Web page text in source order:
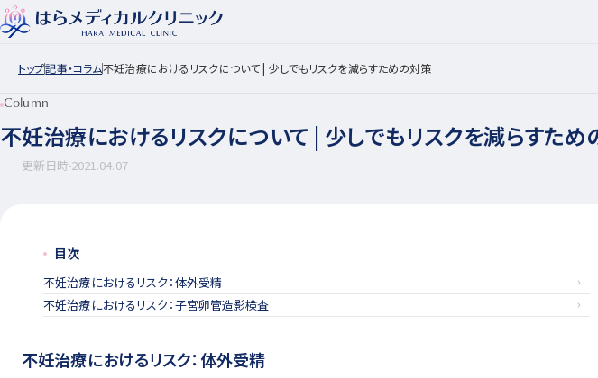
トップ記事・コラム不妊治療におけるリスクについて | 少しでもリスクを減らすための対策
Column
不妊治療におけるリスクについて | 少しでもリスクを減らすため
更新日時2021.04.07
目次
不妊治療におけるリスク：体外受精
不妊治療におけるリスク：子宮卵管造影検査
不妊治療におけるリスク：体外受精